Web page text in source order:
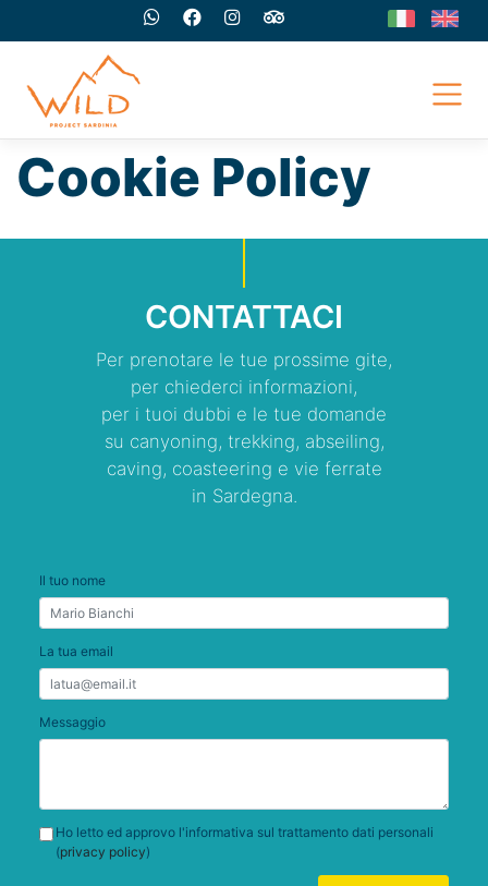
Cookie Policy
CONTATTACI
Per prenotare le tue prossime gite,
per chiederci informazioni,
per i tuoi dubbi e le tue domande
su canyoning, trekking, abseiling,
caving, coasteering e vie ferrate
in Sardegna.
Il tuo nome
La tua email
Messaggio
Ho letto ed approvo l'informativa sul trattamento dati personali
(privacy policy)